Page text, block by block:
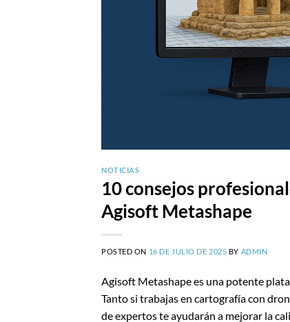
NOTICIAS
10 consejos
Agisoft Metashape
POSTED ON 16 DE JULIO DE 2025 BY ADMIN
Agisoft Metashape es una potente
Tanto si trabajas en cartografía con
de expertos te ayudarán a mejorar la